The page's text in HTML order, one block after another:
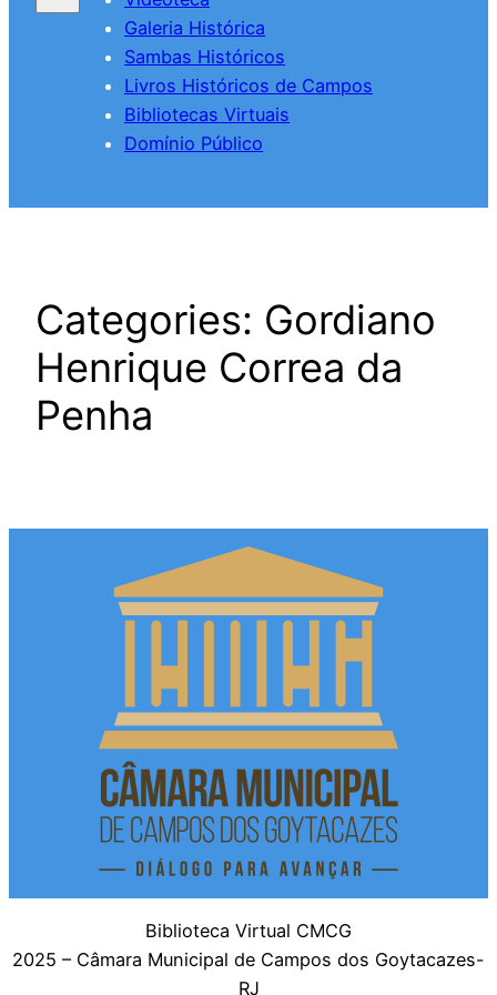
Galeria Histórica
Sambas Históricos
Livros Históricos de Campos
Bibliotecas Virtuais
Domínio Público
Categories: Gordiano
Henrique Correa da
Penha
Biblioteca Virtual CMCG
2025 – Câmara Municipal de Campos dos Goytacazes-
RJ